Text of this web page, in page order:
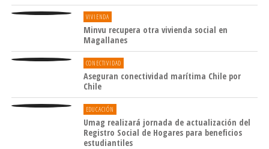
VIVIENDA
Minvu recupera otra vivienda social en
Magallanes
CONECTIVIDAD
Aseguran conectividad marítima Chile por
Chile
EDUCACIÓN
Umag realizará jornada de actualización del
Registro Social de Hogares para beneficios
estudiantiles